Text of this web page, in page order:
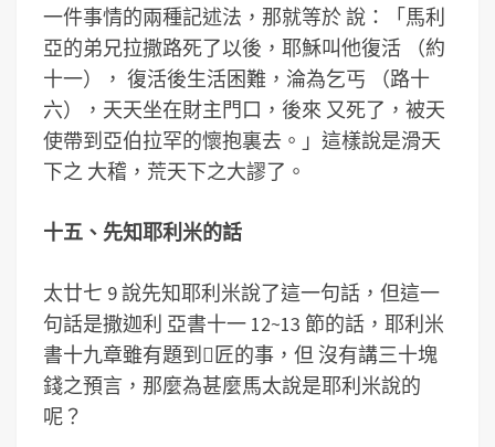
一件事情的兩種記述法，那就等於 說：「馬利
亞的弟兄拉撒路死了以後，耶穌叫他復活 （約
十一）， 復活後生活困難，淪為乞丐 （路十
六），天天坐在財主門口，後來 又死了，被天
使帶到亞伯拉罕的懷抱裏去。」這樣說是滑天
下之 大稽，荒天下之大謬了。
十五、先知耶利米的話
太廿七 9 說先知耶利米說了這一句話，但這一
句話是撒迦利 亞書十一 12~13 節的話，耶利米
書十九章雖有題到匠的事，但 沒有講三十塊
錢之預言，那麼為甚麼馬太說是耶利米說的
呢？